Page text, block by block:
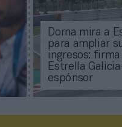
Dorna mira a
para ampliar
ingresos: firma
Estrella
espónsor